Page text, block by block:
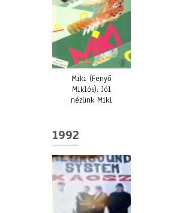
Miki (Fenyő
Miklós): Jól
nézünk Miki
1992